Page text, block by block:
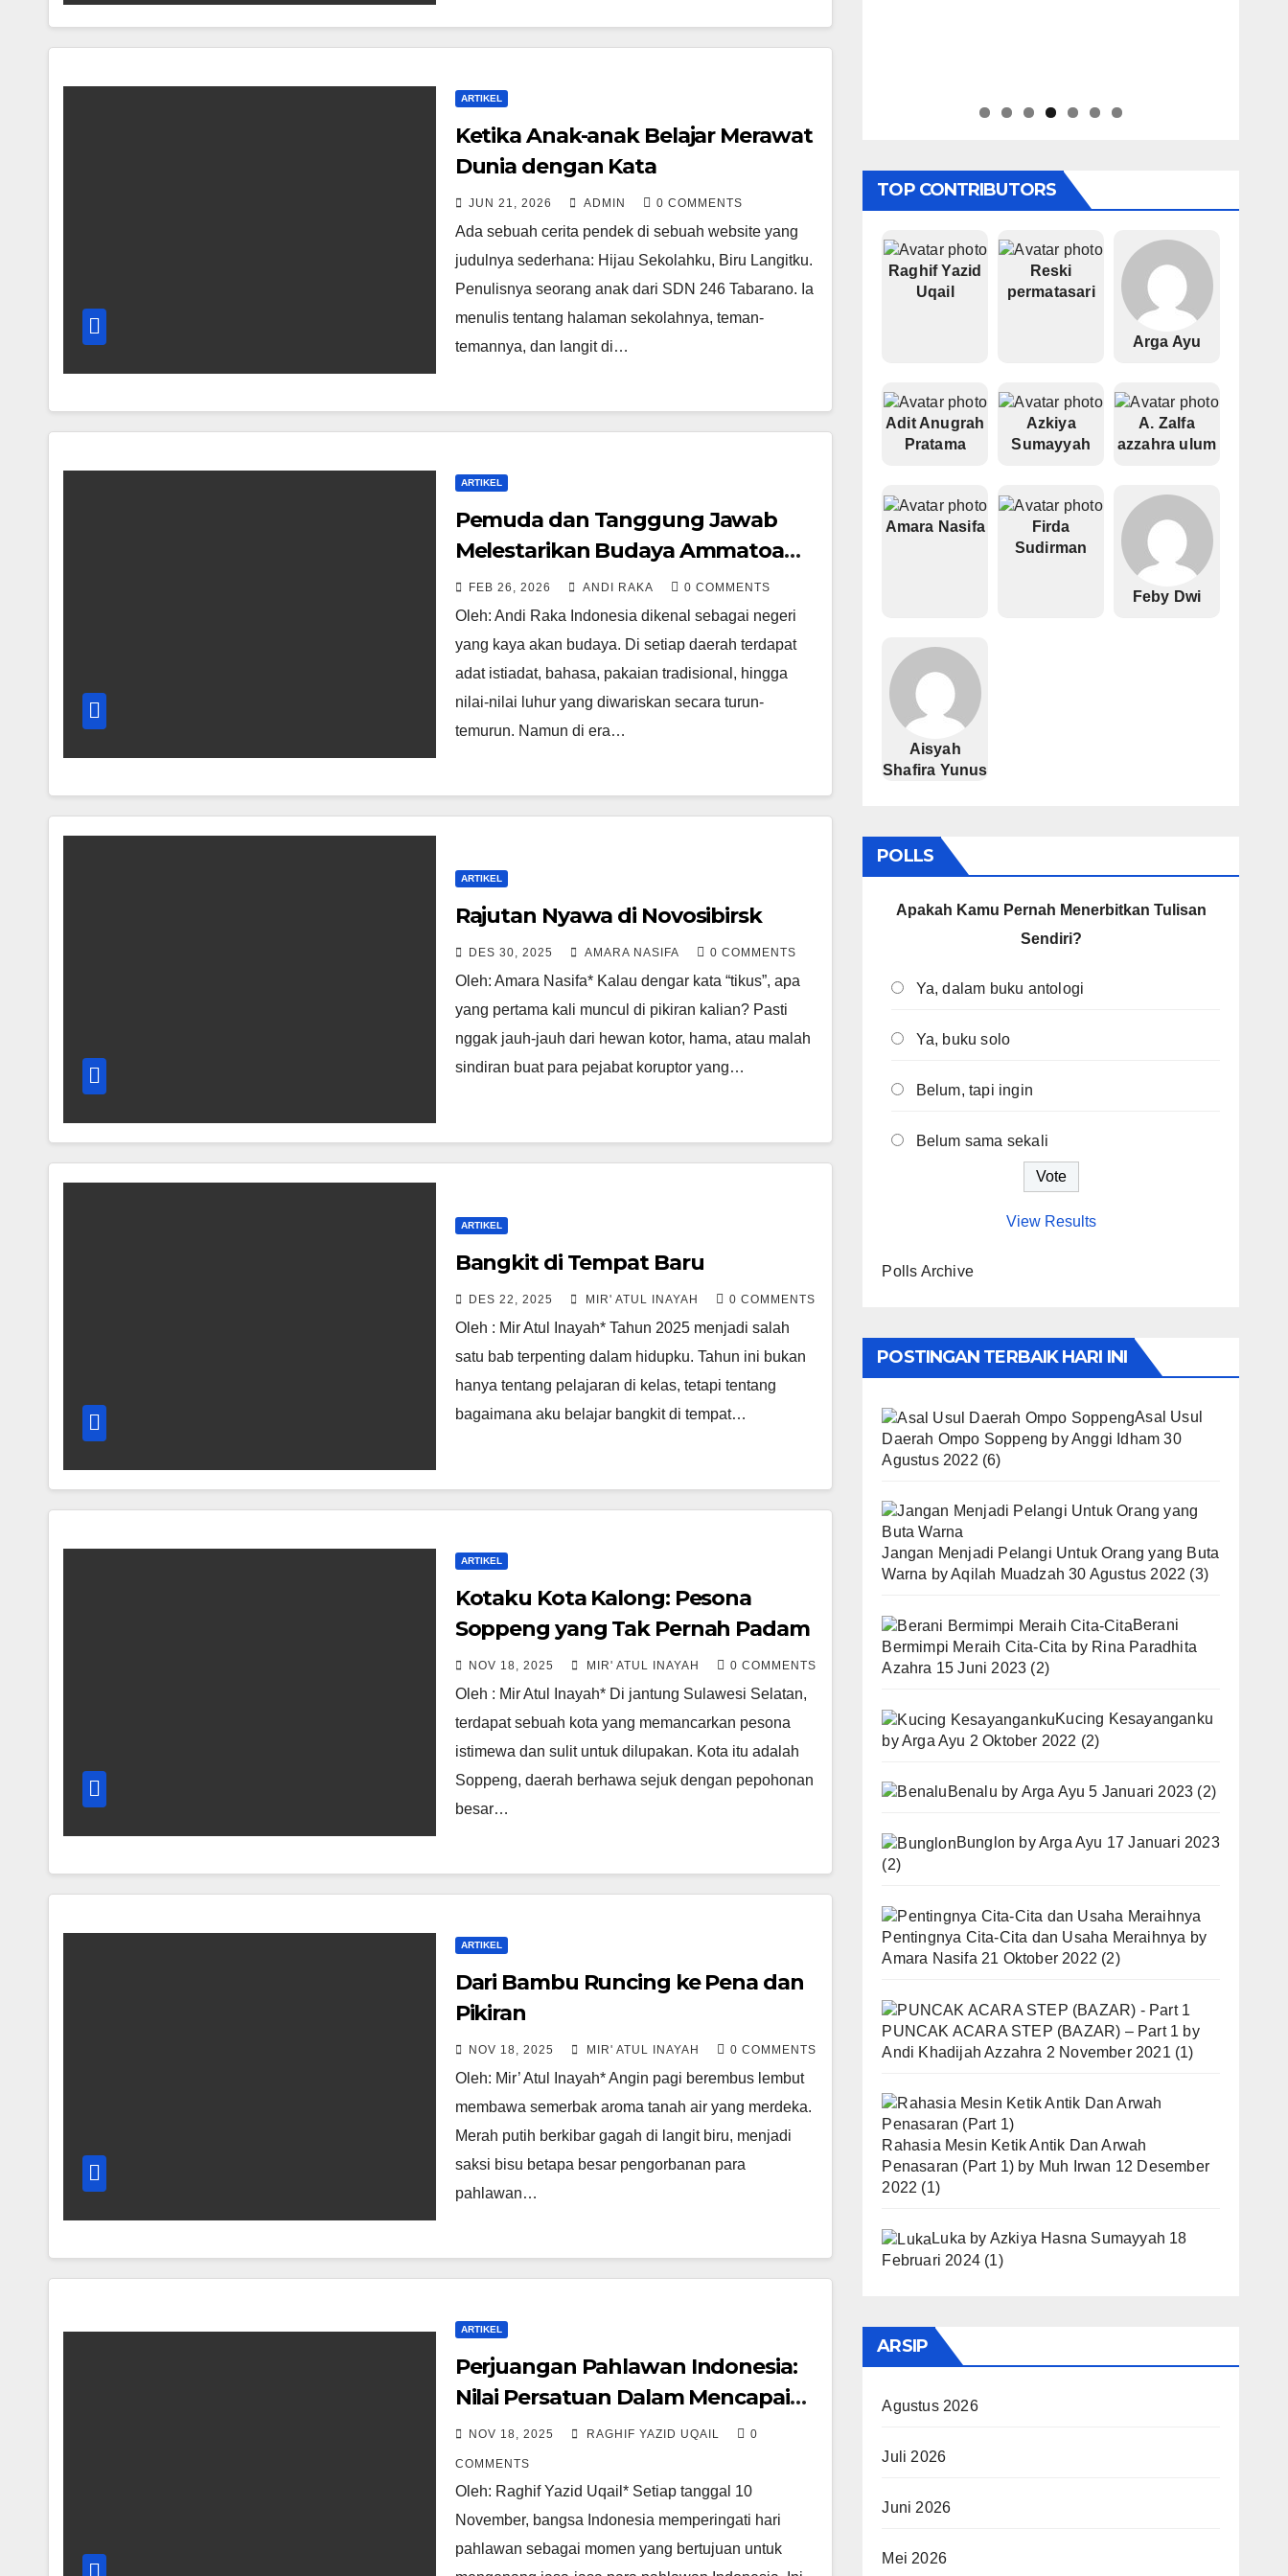
ARTIKEL
Ketika Anak-anak Belajar Merawat
Dunia dengan Kata
JUN 21, 2026 ADMIN 0 COMMENTS
Ada sebuah cerita pendek di sebuah website yang
judulnya sederhana: Hijau Sekolahku, Biru Langitku.
Penulisnya seorang anak dari SDN 246 Tabarano. Ia
menulis tentang halaman sekolahnya, teman-
temannya, dan langit di…
ARTIKEL
Pemuda dan Tanggung Jawab
Melestarikan Budaya Ammatoa
Kajang di Era Modern
FEB 26, 2026 ANDI RAKA 0 COMMENTS
Oleh: Andi Raka Indonesia dikenal sebagai negeri
yang kaya akan budaya. Di setiap daerah terdapat
adat istiadat, bahasa, pakaian tradisional, hingga
nilai-nilai luhur yang diwariskan secara turun-
temurun. Namun di era…
ARTIKEL
Rajutan Nyawa di Novosibirsk
DES 30, 2025 AMARA NASIFA 0 COMMENTS
Oleh: Amara Nasifa* Kalau dengar kata “tikus”, apa
yang pertama kali muncul di pikiran kalian? Pasti
nggak jauh-jauh dari hewan kotor, hama, atau malah
sindiran buat para pejabat koruptor yang…
ARTIKEL
Bangkit di Tempat Baru
DES 22, 2025 MIR' ATUL INAYAH 0 COMMENTS
Oleh : Mir Atul Inayah* Tahun 2025 menjadi salah
satu bab terpenting dalam hidupku. Tahun ini bukan
hanya tentang pelajaran di kelas, tetapi tentang
bagaimana aku belajar bangkit di tempat…
ARTIKEL
Kotaku Kota Kalong: Pesona
Soppeng yang Tak Pernah Padam
NOV 18, 2025 MIR' ATUL INAYAH 0 COMMENTS
Oleh : Mir Atul Inayah* Di jantung Sulawesi Selatan,
terdapat sebuah kota yang memancarkan pesona
istimewa dan sulit untuk dilupakan. Kota itu adalah
Soppeng, daerah berhawa sejuk dengan pepohonan
besar…
ARTIKEL
Dari Bambu Runcing ke Pena dan
Pikiran
NOV 18, 2025 MIR' ATUL INAYAH 0 COMMENTS
Oleh: Mir’ Atul Inayah* Angin pagi berembus lembut
membawa semerbak aroma tanah air yang merdeka.
Merah putih berkibar gagah di langit biru, menjadi
saksi bisu betapa besar pengorbanan para
pahlawan…
ARTIKEL
Perjuangan Pahlawan Indonesia:
Nilai Persatuan Dalam Mencapai
Kemerdekaan
NOV 18, 2025 RAGHIF YAZID UQAIL 0
COMMENTS
Oleh: Raghif Yazid Uqail* Setiap tanggal 10
November, bangsa Indonesia memperingati hari
pahlawan sebagai momen yang bertujuan untuk
TOP CONTRIBUTORS
Raghif Yazid
Uqail
Reski
permatasari
Arga Ayu
Adit Anugrah
Pratama
Azkiya
Sumayyah
A. Zalfa
azzahra ulum
Amara Nasifa
Firda
Sudirman
Feby Dwi
Aisyah
Shafira Yunus
POLLS
Apakah Kamu Pernah Menerbitkan Tulisan
Sendiri?
Ya, dalam buku antologi
Ya, buku solo
Belum, tapi ingin
Belum sama sekali
View Results
Polls Archive
POSTINGAN TERBAIK HARI INI
Asal Usul
Daerah Ompo Soppeng byAnggi Idham 30
Agustus 2022 (6)
Jangan Menjadi Pelangi Untuk Orang yang Buta
Warna byAqilah Muadzah 30 Agustus 2022 (3)
Berani
Bermimpi Meraih Cita-Cita by Rina Paradhita
Azahra 15 Juni 2023 (2)
Kucing Kesayanganku
byArga Ayu 2 Oktober 2022 (2)
Benalu by Arga Ayu 5 Januari 2023 (2)
Bunglon byArga Ayu 17 Januari 2023
(2)
Pentingnya Cita-Cita dan Usaha Meraihnya by
Amara Nasifa 21 Oktober 2022 (2)
PUNCAK ACARA STEP (BAZAR) – Part 1 by
Andi Khadijah Azzahra 2 November 2021 (1)
Rahasia Mesin Ketik Antik Dan Arwah
Penasaran (Part 1)by Muh Irwan 12 Desember
2022 (1)
Luka by Azkiya Hasna Sumayyah 18
Februari 2024 (1)
ARSIP
Agustus 2026
Juli 2026
Juni 2026
Mei 2026